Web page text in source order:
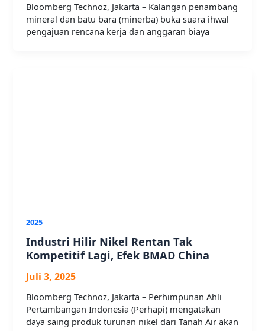
Bloomberg Technoz, Jakarta – Kalangan penambang
mineral dan batu bara (minerba) buka suara ihwal
pengajuan rencana kerja dan anggaran biaya
2025
Industri Hilir Nikel Rentan Tak
Kompetitif Lagi, Efek BMAD China
Juli 3, 2025
Bloomberg Technoz, Jakarta – Perhimpunan Ahli
Pertambangan Indonesia (Perhapi) mengatakan
daya saing produk turunan nikel dari Tanah Air akan